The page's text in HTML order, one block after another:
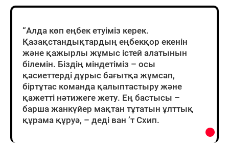
“Алда көп еңбек етуіміз керек.
Қазақстандықтардың еңбекқор екенін
және қажырлы жұмыс істей алатынын
білемін. Біздің міндетіміз – осы
қасиеттерді дұрыс бағытқа жұмсап,
біртұтас команда қалыптастыру және
қажетті нәтижеге жету. Ең бастысы –
барша жанкүйер мақтан тұтатын ұлттық
құрама құруә, – деді ван ’т Схип.